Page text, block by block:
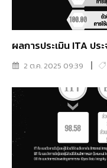
ผลการประเมิน ITA ป
2 ต.ค. 2025 09:39